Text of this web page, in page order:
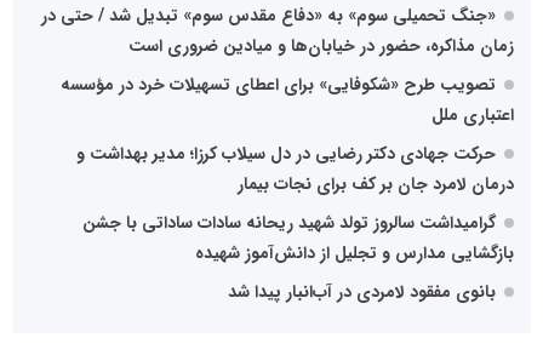
«جنگ تحمیلی سوم» به «دفاع مقدس سوم» تبدیل شد / حتی در
زمان مذاکره، حضور در خیابان‌ها و میادین ضروری است
تصویب طرح «شکوفایی» برای اعطای تسهیلات خرد در مؤسسه
اعتباری ملل
حرکت جهادی دکتر رضایی در دل سیلاب کرزا؛ مدیر بهداشت و
درمان لامرد جان بر کف برای نجات بیمار
گرامیداشت سالروز تولد شهید ریحانه سادات ساداتی با جشن
بازگشایی مدارس و تجلیل از دانش‌آموز شهیده
بانوی مفقود لامردی در آب‌انبار پیدا شد